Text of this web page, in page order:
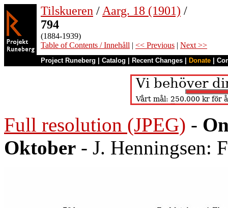
Tilskueren / Aarg. 18 (1901) /
794
(1884-1939)
Table of Contents / Innehåll | << Previous | Next >>
Project Runeberg Catalog Recent Changes Donate
Full resolution (JPEG) -
Oktober - J. Henningsen: